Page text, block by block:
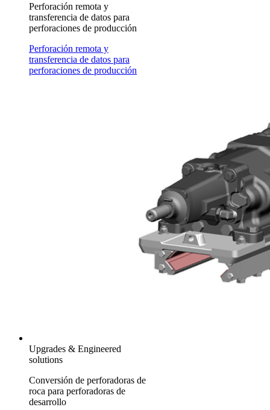
Perforación remota y
transferencia de datos para
perforaciones de producción
Perforación remota y
transferencia de datos para
perforaciones de producción
Upgrades & Engineered
solutions
Conversión de perforadoras de
roca para perforadoras de
desarrollo